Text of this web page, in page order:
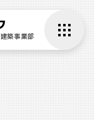
建築事業部